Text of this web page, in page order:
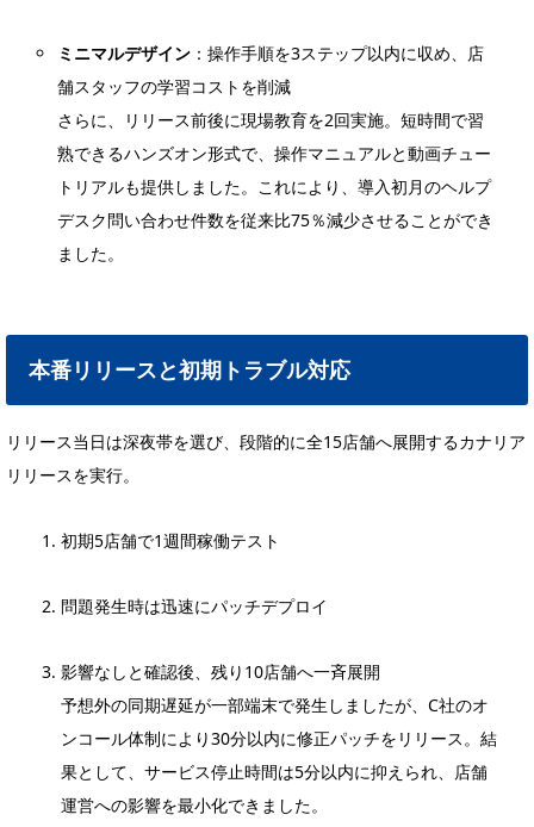
ミニマルデザイン ：操作手順を3ステップ以内に収め、店
舗スタッフの学習コストを削減
さらに、リリース前後に現場教育を2回実施。短時間で習
熟できるハンズオン形式で、操作マニュアルと動画チュー
トリアルも提供しました。これにより、導入初月のヘルプ
デスク問い合わせ件数を従来比75％減少させることができ
ました。
本番リリースと初期トラブル対応
リリース当日は深夜帯を選び、段階的に全15店舗へ展開するカナリア
リリースを実行。
初期5店舗で1週間稼働テスト
問題発生時は迅速にパッチデプロイ
影響なしと確認後、残り10店舗へ一斉展開
予想外の同期遅延が一部端末で発生しましたが、C社のオ
ンコール体制により30分以内に修正パッチをリリース。結
果として、サービス停止時間は5分以内に抑えられ、店舗
運営への影響を最小化できました。